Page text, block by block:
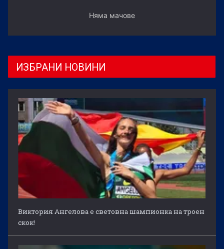
Няма мачове
ИЗБРАНИ НОВИНИ
Виктория Ангелова е световна шампионка на троен
скок!